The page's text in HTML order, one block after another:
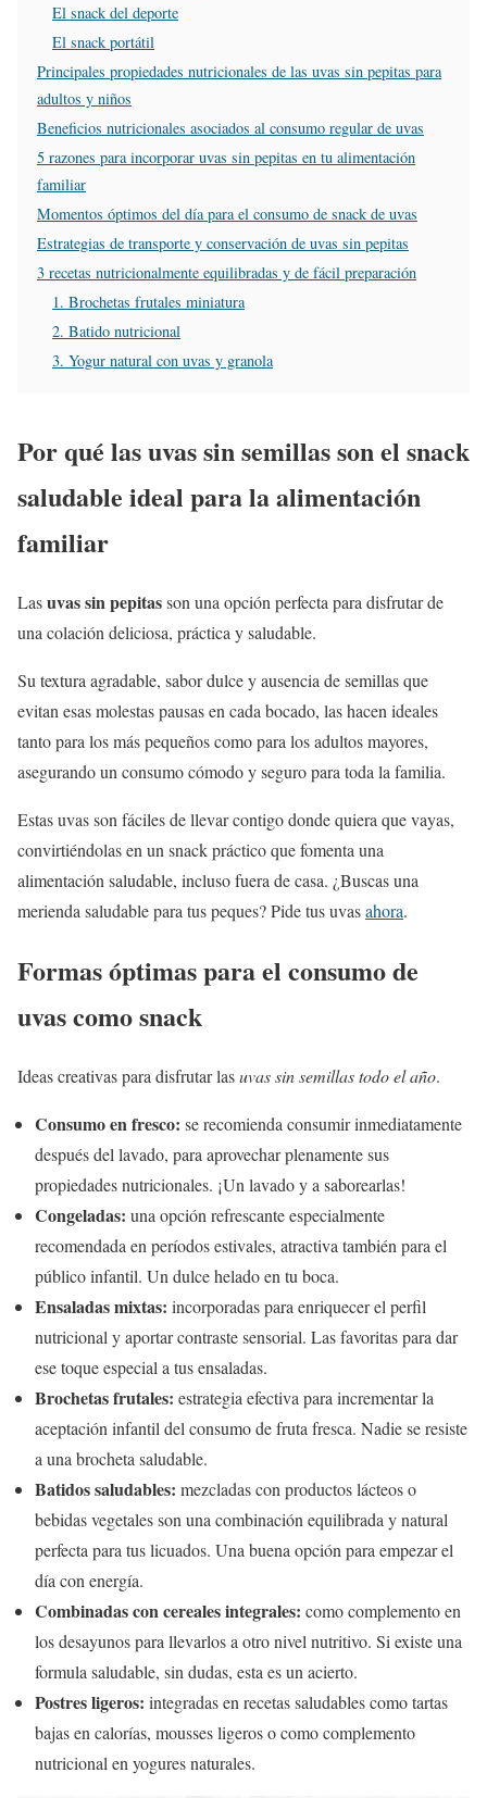
El snack del deporte
El snack portátil
Principales propiedades nutricionales de las uvas sin pepitas para
adultos y niños
Beneficios nutricionales asociados al consumo regular de uvas
5 razones para incorporar uvas sin pepitas en tu alimentación
familiar
Momentos óptimos del día para el consumo de snack de uvas
Estrategias de transporte y conservación de uvas sin pepitas
3 recetas nutricionalmente equilibradas y de fácil preparación
1. Brochetas frutales miniatura
2. Batido nutricional
3. Yogur natural con uvas y granola
Por qué las uvas sin semillas son el snack
saludable ideal para la alimentación
familiar
Lasuvas sin pepitasson una opción perfecta para disfrutar de
una colación deliciosa, práctica y saludable.
Su textura agradable, sabor dulce y ausencia de semillas que
evitan esas molestas pausas en cada bocado, las hacen ideales
tanto para los más pequeños como para los adultos mayores,
asegurando un consumo cómodo y seguro para toda la familia.
Estas uvas son fáciles de llevar contigo donde quiera que vayas,
convirtiéndolas en un snack práctico que fomenta una
alimentación saludable, incluso fuera de casa. ¿Buscas una
merienda saludable para tus peques? Pide tus uvasahora.
Formas óptimas para el consumo de
uvas como snack
Ideas creativas para disfrutar lasuvas sin semillas todo el año.
Consumo en fresco: se recomienda consumir inmediatamente
después del lavado, para aprovechar plenamente sus
propiedades nutricionales. ¡Un lavado y a saborearlas!
Congeladas: una opción refrescante especialmente
recomendada en períodos estivales, atractiva también para el
público infantil. Un dulce helado en tu boca.
Ensaladas mixtas: incorporadas para enriquecer el perfil
nutricional y aportar contraste sensorial. Las favoritas para dar
ese toque especial a tus ensaladas.
Brochetas frutales: estrategia efectiva para incrementar la
aceptación infantil del consumo de fruta fresca. Nadie se resiste
a una brocheta saludable.
Batidos saludables: mezcladas con productos lácteos o
bebidas vegetales son una combinación equilibrada y natural
perfecta para tus licuados. Una buena opción para empezar el
día con energía.
Combinadas con cereales integrales: como complemento en
los desayunos para llevarlos a otro nivel nutritivo. Si existe una
formula saludable, sin dudas, esta es un acierto.
Postres ligeros: integradas en recetas saludables como tartas
bajas en calorías, mousses ligeros o como complemento
nutricional en yogures naturales.